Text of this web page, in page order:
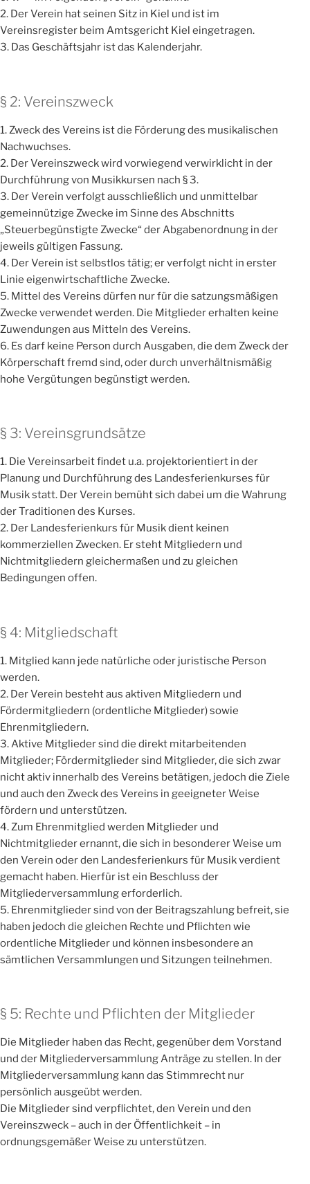
2. Der Verein hat seinen Sitz in Kiel und ist im
Vereinsregister beim Amtsgericht Kiel eingetragen.
3. Das Geschäftsjahr ist das Kalenderjahr.
§ 2: Vereinszweck
1. Zweck des Vereins ist die Förderung des musikalischen
Nachwuchses.
2. Der Vereinszweck wird vorwiegend verwirklicht in der
Durchführung von Musikkursen nach § 3.
3. Der Verein verfolgt ausschließlich und unmittelbar
gemeinnützige Zwecke im Sinne des Abschnitts
„Steuerbegünstigte Zwecke“ der Abgabenordnung in der
jeweils gültigen Fassung.
4. Der Verein ist selbstlos tätig; er verfolgt nicht in erster
Linie eigenwirtschaftliche Zwecke.
5. Mittel des Vereins dürfen nur für die satzungsmäßigen
Zwecke verwendet werden. Die Mitglieder erhalten keine
Zuwendungen aus Mitteln des Vereins.
6. Es darf keine Person durch Ausgaben, die dem Zweck der
Körperschaft fremd sind, oder durch unverhältnismäßig
hohe Vergütungen begünstigt werden.
§ 3: Vereinsgrundsätze
1. Die Vereinsarbeit findet u.a. projektorientiert in der
Planung und Durchführung des Landesferienkurses für
Musik statt. Der Verein bemüht sich dabei um die Wahrung
der Traditionen des Kurses.
2. Der Landesferienkurs für Musik dient keinen
kommerziellen Zwecken. Er steht Mitgliedern und
Nichtmitgliedern gleichermaßen und zu gleichen
Bedingungen offen.
§ 4: Mitgliedschaft
1. Mitglied kann jede natürliche oder juristische Person
werden.
2. Der Verein besteht aus aktiven Mitgliedern und
Fördermitgliedern (ordentliche Mitglieder) sowie
Ehrenmitgliedern.
3. Aktive Mitglieder sind die direkt mitarbeitenden
Mitglieder; Fördermitglieder sind Mitglieder, die sich zwar
nicht aktiv innerhalb des Vereins betätigen, jedoch die Ziele
und auch den Zweck des Vereins in geeigneter Weise
fördern und unterstützen.
4. Zum Ehrenmitglied werden Mitglieder und
Nichtmitglieder ernannt, die sich in besonderer Weise um
den Verein oder den Landesferienkurs für Musik verdient
gemacht haben. Hierfür ist ein Beschluss der
Mitgliederversammlung erforderlich.
5. Ehrenmitglieder sind von der Beitragszahlung befreit, sie
haben jedoch die gleichen Rechte und Pflichten wie
ordentliche Mitglieder und können insbesondere an
sämtlichen Versammlungen und Sitzungen teilnehmen.
§ 5: Rechte und Pflichten der Mitglieder
Die Mitglieder haben das Recht, gegenüber dem Vorstand
und der Mitgliederversammlung Anträge zu stellen. In der
Mitgliederversammlung kann das Stimmrecht nur
persönlich ausgeübt werden.
Die Mitglieder sind verpflichtet, den Verein und den
Vereinszweck – auch in der Öffentlichkeit – in
ordnungsgemäßer Weise zu unterstützen.